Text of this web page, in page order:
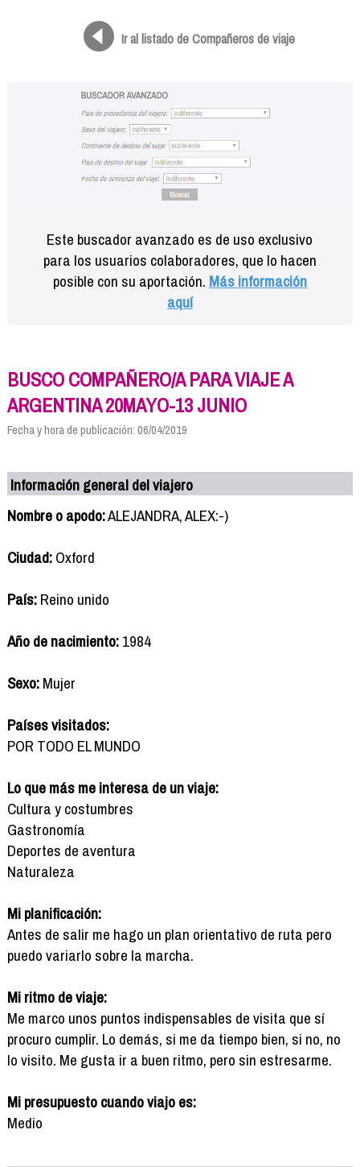
Ir al listado de Compañeros de viaje
Este buscador avanzado es de uso exclusivo
para los usuarios colaboradores, que lo hacen
posible con su aportación. Más información
aquí
BUSCO COMPAÑERO/A PARA VIAJE A
ARGENTINA 20MAYO-13 JUNIO
Fecha y hora de publicación: 06/04/2019
Información general del viajero
Nombre o apodo:ALEJANDRA, ALEX:-)
Ciudad:Oxford
País:Reino unido
Año de nacimiento:1984
Sexo:Mujer
Países visitados:
POR TODO EL MUNDO
Lo que más me interesa de un viaje:
Cultura y costumbres
Gastronomía
Deportes de aventura
Naturaleza
Mi planificación:
Antes de salir me hago un plan orientativo de ruta pero
puedo variarlo sobre la marcha.
Mi ritmo de viaje:
Me marco unos puntos indispensables de visita que sí
procuro cumplir. Lo demás, si me da tiempo bien, si no, no
lo visito. Me gusta ir a buen ritmo, pero sin estresarme.
Mi presupuesto cuando viajo es:
Medio